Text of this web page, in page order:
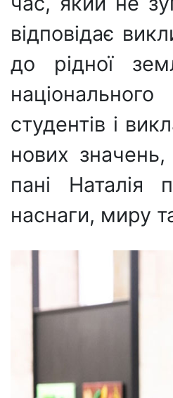
відповідає
до рідної
студентів і
нових
пані Наталія
наснаги, миру